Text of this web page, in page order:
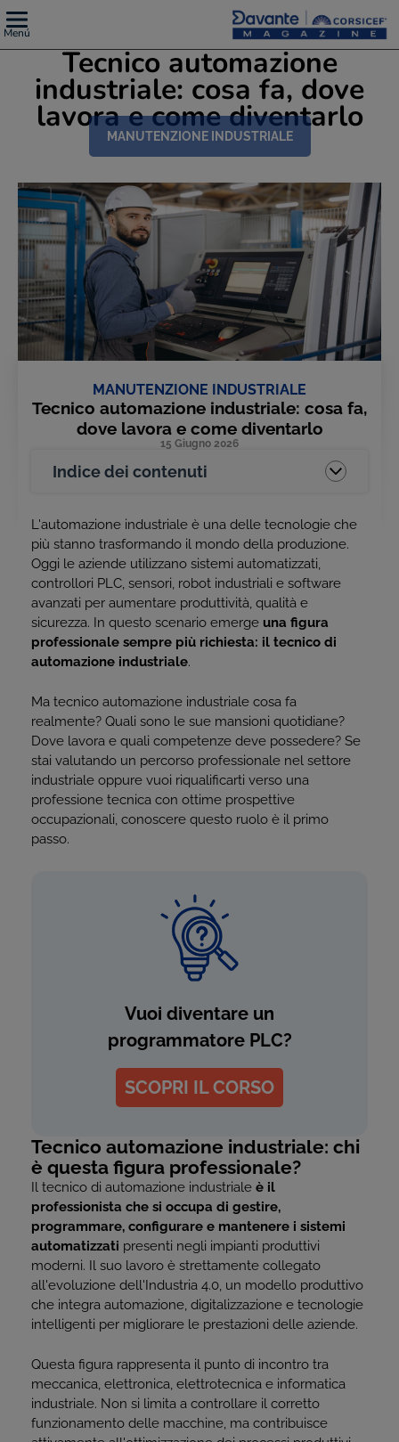
Menú
Tecnico automazione
industriale: cosa fa, dove
lavora e come diventarlo
MANUTENZIONE INDUSTRIALE
MANUTENZIONE INDUSTRIALE
Tecnico automazione industriale: cosa fa,
dove lavora e come diventarlo
15 Giugno 2026
Indice dei contenuti
L'automazione industriale è una delle tecnologie che
più stanno trasformando il mondo della produzione.
Oggi le aziende utilizzano sistemi automatizzati,
controllori PLC, sensori, robot industriali e software
avanzati per aumentare produttività, qualità e
sicurezza. In questo scenario emerge una figura
professionale sempre più richiesta: il tecnico di
automazione industriale.
Ma tecnico automazione industriale cosa fa
realmente? Quali sono le sue mansioni quotidiane?
Dove lavora e quali competenze deve possedere? Se
stai valutando un percorso professionale nel settore
industriale oppure vuoi riqualificarti verso una
professione tecnica con ottime prospettive
occupazionali, conoscere questo ruolo è il primo
passo.
Vuoi diventare un
programmatore PLC?
SCOPRI IL CORSO
Tecnico automazione industriale: chi
è questa figura professionale?
Il tecnico di automazione industriale è il
professionista che si occupa di gestire,
programmare, configurare e mantenere i sistemi
automatizzati presenti negli impianti produttivi
moderni. Il suo lavoro è strettamente collegato
all'evoluzione dell'Industria 4.0, un modello produttivo
che integra automazione, digitalizzazione e tecnologie
intelligenti per migliorare le prestazioni delle aziende.
Questa figura rappresenta il punto di incontro tra
meccanica, elettronica, elettrotecnica e informatica
industriale. Non si limita a controllare il corretto
funzionamento delle macchine, ma contribuisce